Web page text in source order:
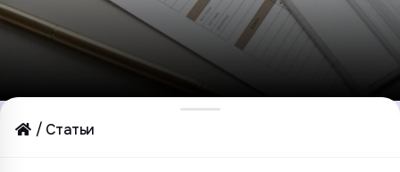
Статьи